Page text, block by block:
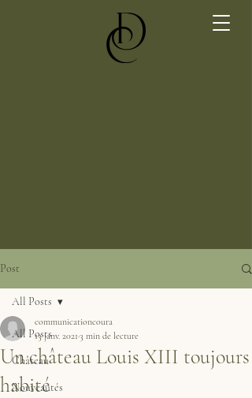
Post
All Posts
Château
Nouveautés
All Posts
Un château Louis XIII toujours
habité
communicationcoura
13 janv. 2021 3 min de lecture